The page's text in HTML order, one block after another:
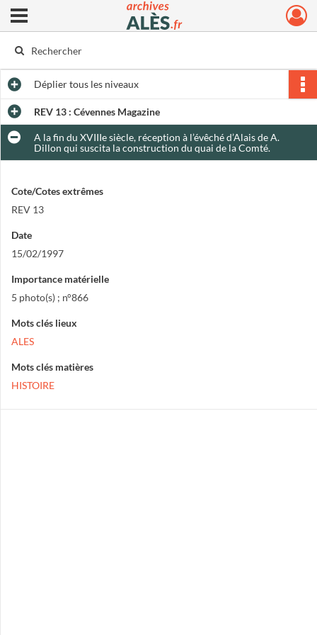
Archives municipales d'Alès
Ouvrir le menu déroulant
Dépliertous les niveaux
REV 13 : Cévennes Magazine
A la fin du XVIIIe siècle, réception à l’évêché d’Alais de A.
Dillon qui suscita la construction du quai de la Comté.
Cote/Cotes extrêmes
REV 13
Date
15/02/1997
Importance matérielle
5 photo(s) ; n°866
Mots clés lieux
ALES
Mots clés matières
HISTOIRE